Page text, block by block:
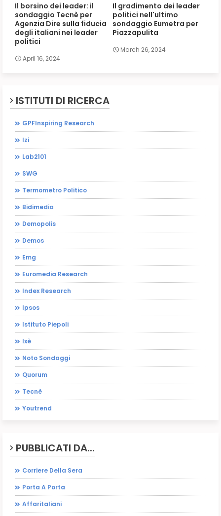
Il borsino dei leader: il
sondaggio Tecnè per
Agenzia Dire sulla fiducia
degli italiani nei leader
politici
April 16, 2024
Il gradimento dei leader
politici nell'ultimo
sondaggio Eumetra per
Piazzapulita
March 26, 2024
ISTITUTI DI RICERCA
GPFInspiring Research
Izi
Lab2101
SWG
Termometro Politico
Bidimedia
Demopolis
Demos
Emg
Euromedia Research
Index Research
Ipsos
Istituto Piepoli
Ixè
Noto Sondaggi
Quorum
Tecnè
Youtrend
PUBBLICATI DA...
Corriere Della Sera
Porta A Porta
Affaritaliani